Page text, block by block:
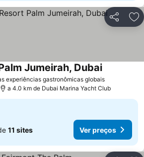
Partilhar
experiências gastronômicas globais
Jumeirah, Dubai
a 4.0 km de Dubai Marina Yacht Club
11 sites Ver preços